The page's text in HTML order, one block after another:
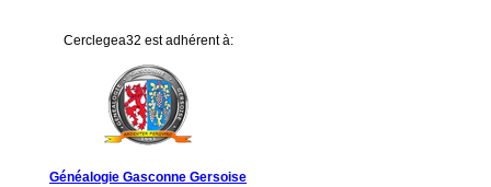
Cerclegea32 est adhérent à:
Généalogie Gasconne Gersoise